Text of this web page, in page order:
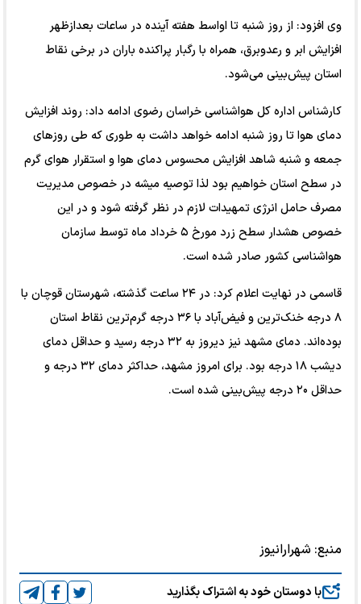
وی افزود: از روز شنبه تا اواسط هفته آینده در ساعات بعدازظهر
افزایش ابر و رعدوبرق، همراه با رگبار پراکنده باران در برخی نقاط
استان پیش‌بینی می‌شود.
کارشناس اداره کل هواشناسی خراسان رضوی ادامه داد: روند افزایش
دمای هوا تا روز شنبه ادامه خواهد داشت به طوری که طی روز‌های
جمعه و شنبه شاهد افزایش محسوس دمای هوا و استقرار هوای گرم
در سطح استان خواهیم بود لذا توصیه میشه در خصوص مدیریت
مصرف حامل انرژی تمهیدات لازم در نظر گرفته شود و در این
خصوص هشدار سطح زرد مورخ ۵ خرداد ماه توسط سازمان
هواشناسی کشور صادر شده است.
قاسمی در نهایت اعلام کرد: در ۲۴ ساعت گذشته، شهرستان قوچان با
۸ درجه خنک‌ترین و فیض‌آباد با ۳۶ درجه گرم‌ترین نقاط استان
بوده‌اند. دمای مشهد نیز دیروز به ۳۲ درجه رسید و حداقل دمای
دیشب ۱۸ درجه بود. برای امروز مشهد، حداکثر دمای ۳۲ درجه و
حداقل ۲۰ درجه پیش‌بینی شده است.
منبع: شهرارانیوز
با دوستان خود به اشتراک بگذارید